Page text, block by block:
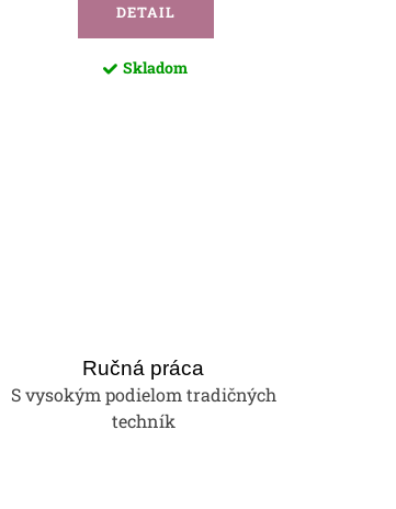
DETAIL
Skladom
Ručná práca
S vysokým podielom tradičných
techník